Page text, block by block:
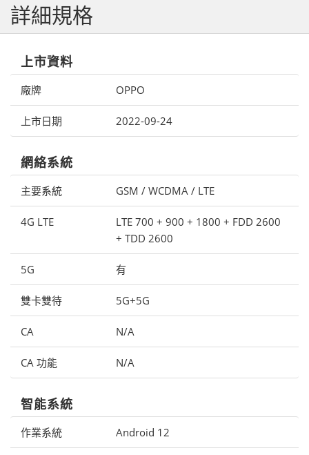
詳細規格
上市資料
廠牌 OPPO
上市日期 2022-09-24
網絡系統
主要系統 GSM / WCDMA / LTE
4G LTE
LTE 700 + 900 + 1800 + FDD 2600
+ TDD 2600
5G 有
雙卡雙待 5G+5G
CA N/A
CA 功能 N/A
智能系統
作業系統 Android 12